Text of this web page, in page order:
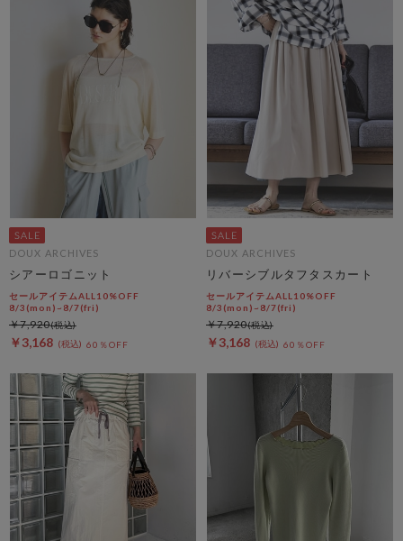
DOUX ARCHIVES
シアーロゴニット
セールアイテムALL10%OFF
8/3(mon)~8/7(fri)
￥3,168 60％OFF
￥7,920
DOUX ARCHIVES
リバーシブルタフタスカート
セールアイテムALL10%OFF
8/3(mon)~8/7(fri)
￥3,168 60％OFF
￥7,920